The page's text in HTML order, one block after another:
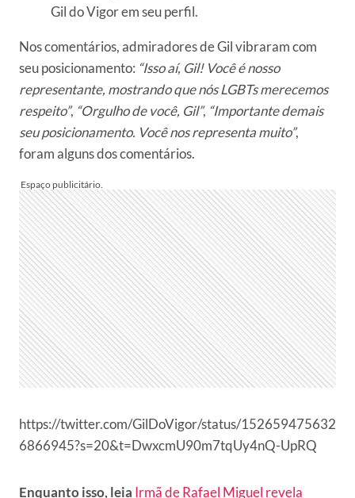
Gil do Vigor em seu perfil.
Nos comentários, admiradores de Gil vibraram com
seu posicionamento: “Isso aí, Gil! Você é nosso
representante, mostrando que nós LGBTs merecemos
respeito”, “Orgulho de você, Gil”, “Importante demais
seu posicionamento. Você nos representa muito”,
foram alguns dos comentários.
https://twitter.com/GilDoVigor/status/152659475632
6866945?s=20&t=DwxcmU90m7tqUy4nQ-UpRQ
Enquanto isso, leia Irmã de Rafael Miguel revela